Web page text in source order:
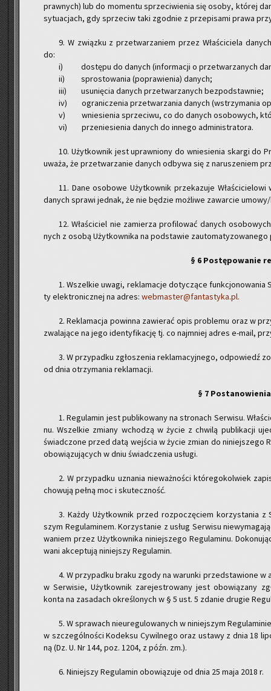
praw­nych) lub do mo­men­tu sprze­ci­wie­nia się osoby, któ­rej
sy­tu­acjach, gdy sprze­ciw taki zgod­nie z prze­pi­sa­mi prawa
9. W związ­ku z prze­twa­rza­niem przez Wła­ści­cie­la
do:
i) do­stę­pu do da­nych (in­for­ma­cji o prze­twa­rza­nych
ii) spro­sto­wa­nia (po­pra­wie­nia) da­nych;
iii) usu­nię­cia da­nych prze­twa­rza­nych bez­pod­staw­nie;
iv) ogra­ni­cze­nia prze­twa­rza­nia da­nych (wstrzy­ma­nia
v) wnie­sie­nia sprze­ci­wu, co do da­nych oso­bo­wych,
vi) prze­nie­sie­nia da­nych do in­ne­go ad­mi­ni­stra­to­ra.
10. Użyt­kow­nik jest upraw­nio­ny do wnie­sie­nia skar­gi do
uważa, że prze­twa­rza­nie da­nych od­by­wa się z na­ru­sze­niem
11. Dane oso­bo­we Użyt­kow­nik prze­ka­zu­je
da­nych spra­wi jed­nak, że nie bę­dzie moż­li­we za­war­cie
12. Wła­ści­ciel nie za­mie­rza pro­fi­lo­wać da­nych
nych z osobą Użyt­kow­ni­ka na pod­sta­wie
§ 6 Po­stę­po­wa­nie
1. Wszel­kie uwagi, re­kla­ma­cje do­ty­czą­ce
ty elek­tro­nicz­nej na adres: webmaster@fantastyka.pl.
2. Re­kla­ma­cja po­win­na za­wie­rać opis pro­ble­mu oraz w
zwa­la­ją­ce na jego iden­ty­fi­ka­cję tj. co naj­mniej adres e-ma­il,
3. W przy­pad­ku zgło­sze­nia re­kla­ma­cyj­ne­go, od­po­wiedź
od dnia otrzy­ma­nia re­kla­ma­cji.
§ 7
1. Re­gu­la­min jest pu­bli­ko­wa­ny na stro­nach Ser­wi­su.
nu. Wszel­kie zmia­ny wcho­dzą w życie z chwi­lą pu­bli­ka­cji
świad­czo­ne przed datą wej­ścia w życie zmian do ni­niej­sze­go
obo­wią­zu­ją­cych w dniu świad­cze­nia usłu­gi.
2. W przy­pad­ku uzna­nia nie­waż­no­ści któ­re­go­kol­wiek
cho­wu­ją pełną moc i sku­tecz­ność.
3. Każdy Użyt­kow­nik przed roz­po­czę­ciem ko­rzy­sta­nia
szym Re­gu­la­mi­nem. Ko­rzy­sta­nie z usług Ser­wi­su
wa­niem przez Użyt­kow­ni­ka ni­niej­sze­go Re­gu­la­mi­nu.
wa­ni ak­cep­tu­ją ni­niej­szy Re­gu­la­min.
4. W przy­pad­ku braku zgody na wa­run­ki przed­sta­wio­ne
w Ser­wi­sie, Użyt­kow­nik za­re­je­stro­wa­ny jest obo­wią­za­ny
konta na za­sa­dach okre­ślo­nych w § 5 ust. 5 zda­nie dru­gie
5. W spra­wach nie­ure­gu­lo­wa­nych w ni­niej­szym
w szcze­gól­no­ści Ko­dek­su Cy­wil­ne­go oraz usta­wy z dnia 18
ną (Dz. U. Nr 144, poz. 1204, z późn. zm.).
6. Ni­niej­szy Re­gu­la­min obo­wią­zu­je od dnia 25 maja 2018 r.